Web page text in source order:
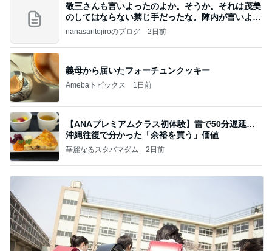
敬三さんも言いよったのよか。そうか。それは茂美
のしてはならない禁じ手だったな。陣内が言いよる
のよ
nanasantojiroのブログ 2日前
義母から届いたフォーチュンクッキー
Amebaトピックス 1日前
【ANAプレミアムクラス初体験】雷で50分遅延…
沖縄往復で分かった「余裕を買う」価値
華麗なるスタバマダム 2日前